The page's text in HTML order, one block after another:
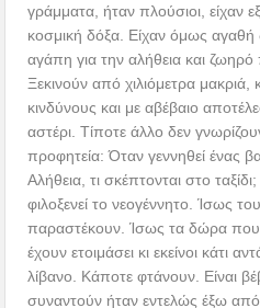
γράμματα, ήταν πλούσιοι, είχαν
κοσμική δόξα. Είχαν όμως αγαθή
αγάπη για την αλήθεια και
Ξεκινούν από χιλιόμετρα μακριά,
κινδύνους και με αβέβαιο
αστέρι. Τίποτε άλλο δεν
προφητεία: Όταν γεννηθεί ένας
Αλήθεια, τι σκέπτονται στο
φιλοξενεί το νεογέννητο. Ίσως
παραστέκουν. Ίσως τα δώρα που
έχουν ετοιμάσει κι εκείνοι κάτι
λίβανο. Κάποτε φτάνουν. Είναι
συναντούν ήταν εντελώς έξω